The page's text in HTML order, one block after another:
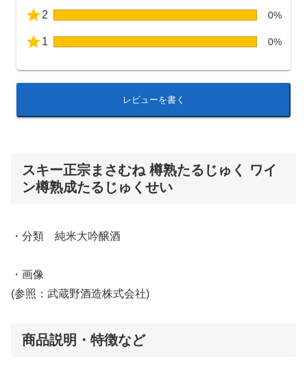
2 0%
1 0%
レビューを書く
スキー正宗まさむね 樽熟たるじゅく ワイ
ン樽熟成たるじゅくせい
・分類 純米大吟醸酒
・画像
(参照：武蔵野酒造株式会社)
商品説明・特徴など